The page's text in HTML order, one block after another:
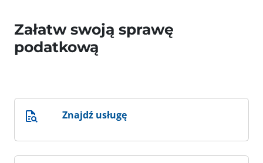
Załatw swoją sprawę
podatkową
Znajdź usługę